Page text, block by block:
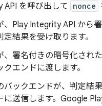
API を呼び出して
nonce
、Play Integrity API から
定結果を受け取ります。
、署名付きの暗号化され
クエンドに渡します。
バックエンドが、判定結
に送信します。Google